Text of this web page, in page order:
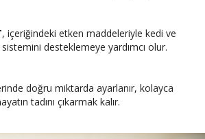
, içeriğindeki etken maddeleriyle kedi ve
sistemini desteklemeye yardımcı olur.
doğru miktarda ayarlanır, kolayca
tadını çıkarmak kalır.